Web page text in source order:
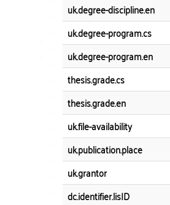
uk.degree-discipline.en
uk.degree-program.cs
uk.degree-program.en
thesis.grade.cs
thesis.grade.en
uk.file-availability
uk.publication.place
uk.grantor
dc.identifier.lisID